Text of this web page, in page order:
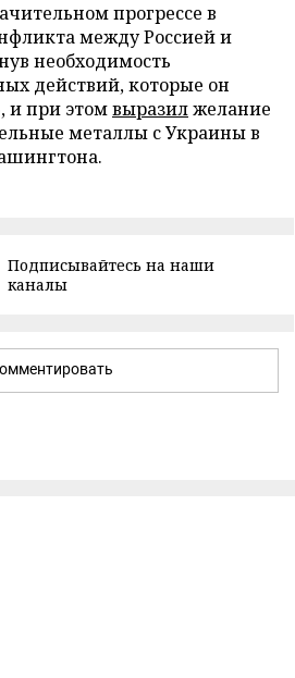
прогрессе в
между Россией и
необходимость
действий, которые он
и при этомвыразилжелание
металлы с Украины в
Подписывайтесь на наши
каналы